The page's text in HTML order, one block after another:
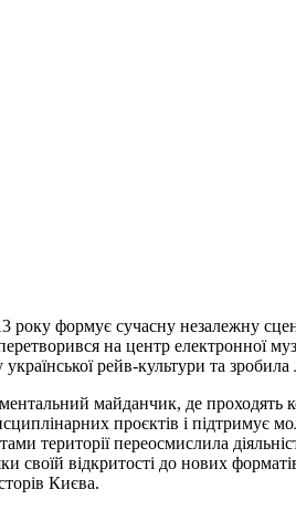
формує сучасну незалежну
на центр електронної
рейв-культури та
майданчик, де проходять
проєктів і підтримує
території переосмислила
відкритості до нових
Києва.